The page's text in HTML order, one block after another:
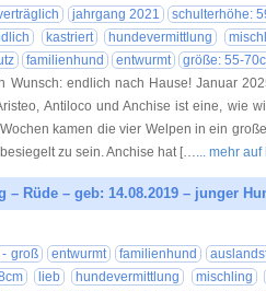
jahrgang 2021
schulterhöhe:
kastriert hundevermittlung
familienhund entwurmt
größe: 55-
Wunsch: endlich nach Hause! Januar
Antiloco und Anchise ist eine, wie
kamen die vier Welpen in ein
zu sein. Anchise hat […... mehr
– Rüde – geb: 14.08.2019 – junger
groß entwurmt familienhund
lieb hundevermittlung
mischling